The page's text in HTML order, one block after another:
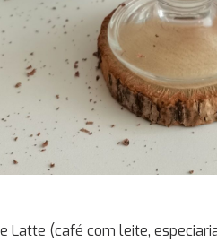
Latte (café com leite,